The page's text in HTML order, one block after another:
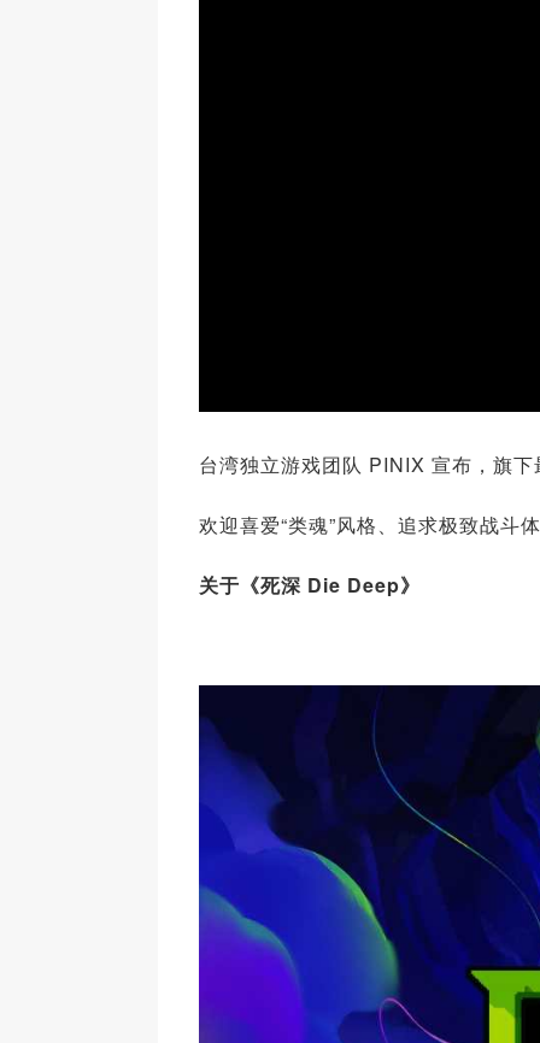
台湾独立游戏团队 PINIX 宣布，旗
欢迎喜爱“类魂”风格、追求极致战斗
关于《死深 Die Deep》